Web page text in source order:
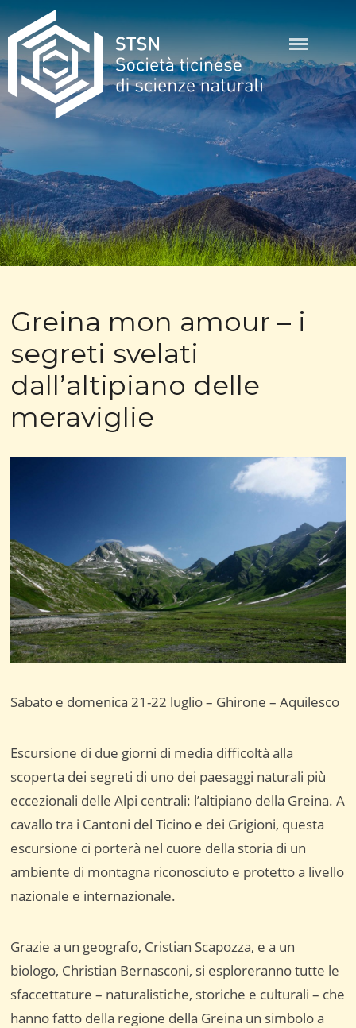
Skip
to
content
Greina mon amour – i
segreti svelati
dall’altipiano delle
meraviglie
Sabato e domenica 21-22 luglio – Ghirone – Aquilesco
Escursione di due giorni di media difficoltà alla
scoperta dei segreti di uno dei paesaggi naturali più
eccezionali delle Alpi centrali: l’altipiano della Greina. A
cavallo tra i Cantoni del Ticino e dei Grigioni, questa
escursione ci porterà nel cuore della storia di un
ambiente di montagna riconosciuto e protetto a livello
nazionale e internazionale.
Grazie a un geografo, Cristian Scapozza, e a un
biologo, Christian Bernasconi, si esploreranno tutte le
sfaccettature – naturalistiche, storiche e culturali – che
hanno fatto della regione della Greina un simbolo a